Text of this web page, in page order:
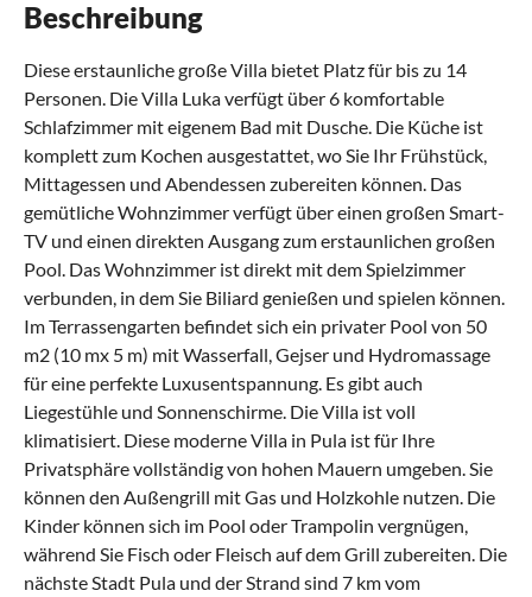
Beschreibung
Diese erstaunliche große Villa bietet Platz für bis zu 14
Personen. Die Villa Luka verfügt über 6 komfortable
Schlafzimmer mit eigenem Bad mit Dusche. Die Küche ist
komplett zum Kochen ausgestattet, wo Sie Ihr Frühstück,
Mittagessen und Abendessen zubereiten können. Das
gemütliche Wohnzimmer verfügt über einen großen Smart-
TV und einen direkten Ausgang zum erstaunlichen großen
Pool. Das Wohnzimmer ist direkt mit dem Spielzimmer
verbunden, in dem Sie Biliard genießen und spielen können.
Im Terrassengarten befindet sich ein privater Pool von 50
m2 (10 mx 5 m) mit Wasserfall, Gejser und Hydromassage
für eine perfekte Luxusentspannung. Es gibt auch
Liegestühle und Sonnenschirme. Die Villa ist voll
klimatisiert. Diese moderne Villa in Pula ist für Ihre
Privatsphäre vollständig von hohen Mauern umgeben. Sie
können den Außengrill mit Gas und Holzkohle nutzen. Die
Kinder können sich im Pool oder Trampolin vergnügen,
während Sie Fisch oder Fleisch auf dem Grill zubereiten. Die
nächste Stadt Pula und der Strand sind 7 km vom